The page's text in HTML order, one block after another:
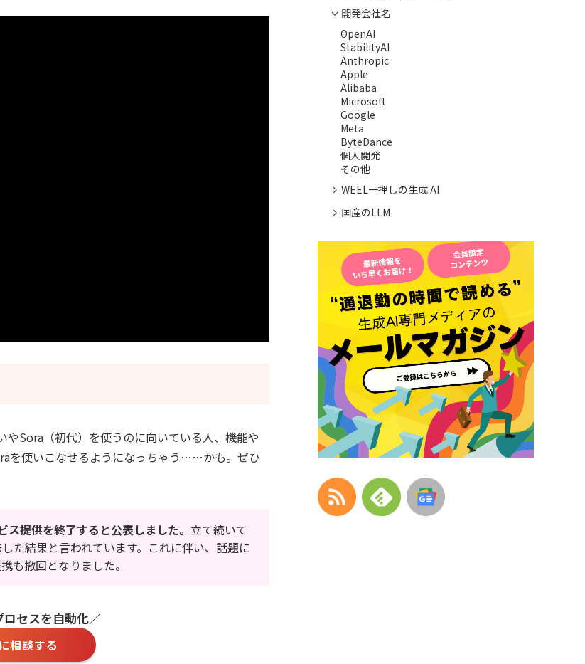
Sora（初代）を使うのに向いている人、機能や
を使いこなせるようになっちゃう……かも。ぜひ
提供を終了すると公表しました。 立て続いて
た結果と言われています。これに伴い、話題に
も撤回となりました。
セスを自動化／
相談する
開発会社名
OpenAI
StabilityAI
Anthropic
Apple
Alibaba
Microsoft
Google
Meta
ByteDance
個人開発
その他
WEEL一押しの生成 AI
国産のLLM